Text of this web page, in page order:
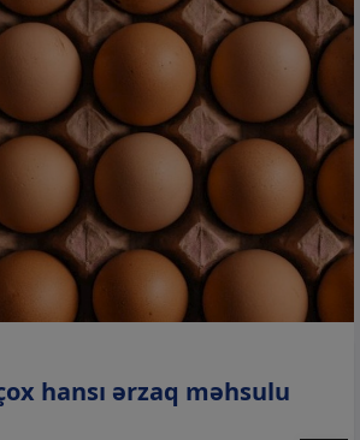
hansı ərzaq məhsulu